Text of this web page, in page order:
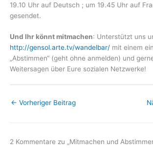
19.10 Uhr auf Deutsch ; um 19.45 Uhr auf
gesendet.
Und Ihr könnt mitmachen: Unterstützt uns
http://gensol.arte.tv/wandelbar/ mit einem
„Abstimmen“ (geht ohne anmelden) und
Weitersagen über Eure sozialen Netzwerke!
← Vorheriger Beitrag
2 Kommentare zu „Mitmachen und